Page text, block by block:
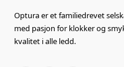
Optura er et familiedrevet
med pasjon for klokker og
kvalitet i alle ledd.